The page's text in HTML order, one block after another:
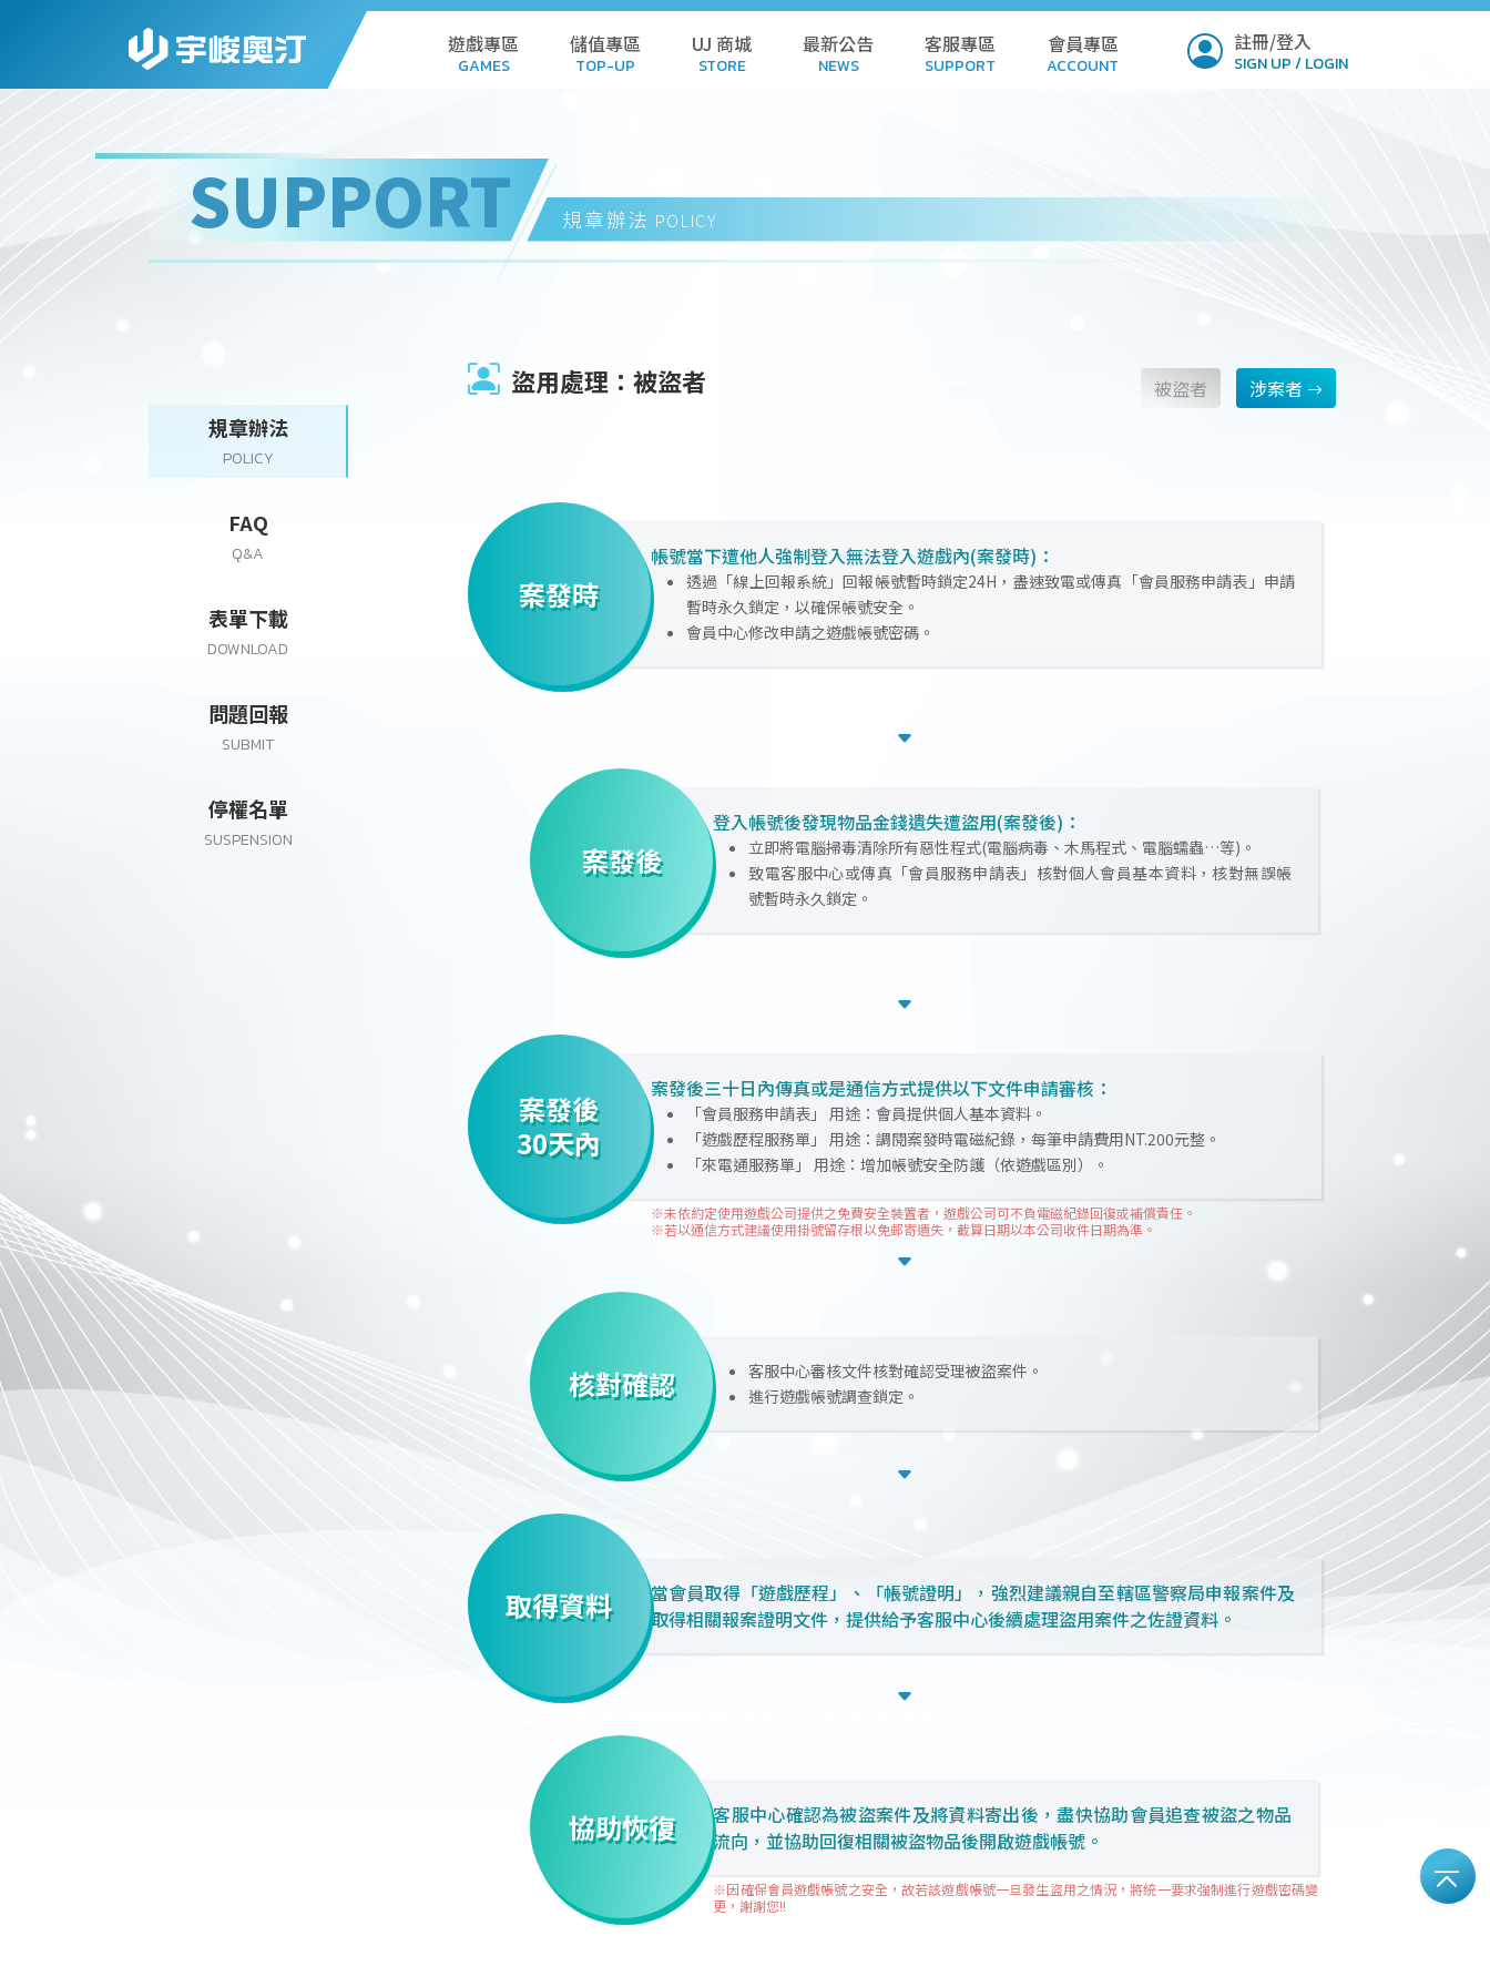
遊戲專區
GAMES
GAMES
PC GAMES
WEB GAMES
儲值專區
TOP-UP
HISTORY
UJ 商城
STORE
CART
REDEEM CODE
最新公告
NEWS
客服專區
SUPPORT
FAQ
會員專區
ACCOUNT
SETTINGS
註冊/登入
SIGN UP / LOGIN
SUPPORT 規章辦法 POLICY
規章辦法
POLICY
FAQ
Q&A
表單下載
DOWNLOAD
問題回報
SUBMIT
停權名單
SUSPENSION
盜用處理：被盜者 被盜者 涉案者
案發時
帳號當下遭他人強制登入無法登入遊戲內(案發時)：
透過「線上回報系統」回報帳號暫時鎖定24H，盡速致電或傳真「會員服務申請表」申請
暫時永久鎖定，以確保帳號安全。
會員中心修改申請之遊戲帳號密碼。
案發後
登入帳號後發現物品金錢遺失遭盜用(案發後)：
立即將電腦掃毒清除所有惡性程式(電腦病毒、木馬程式、電腦蠕蟲…等)。
致電客服中心或傳真「會員服務申請表」核對個人會員基本資料，核對無誤帳
號暫時永久鎖定。
案發後
30天內
案發後三十日內傳真或是通信方式提供以下文件申請審核：
「會員服務申請表」 用途：會員提供個人基本資料。
「遊戲歷程服務單」 用途：調閱案發時電磁紀錄，每筆申請費用NT.200元整。
「來電通服務單」 用途：增加帳號安全防護（依遊戲區別）。
核對確認
客服中心審核文件核對確認受理被盜案件。
進行遊戲帳號調查鎖定。
取得資料
當會員取得「遊戲歷程」、「帳號證明」，強烈建議親自至轄區警察局申報案件及
取得相關報案證明文件，提供給予客服中心後續處理盜用案件之佐證資料。
協助恢復
客服中心確認為被盜案件及將資料寄出後，盡快協助會員追查被盜之物品
流向，並協助回復相關被盜物品後開啟遊戲帳號。